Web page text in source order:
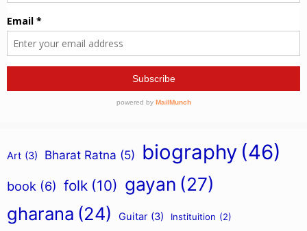
Art (3) Bharat Ratna (5) biography (46)
book (6) folk (10) gayan (27)
gharana (24) Guitar (3) Instituition (2)